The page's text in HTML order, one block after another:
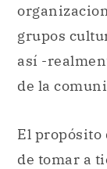
grupos
así -
de la
El propósito
de tomar a